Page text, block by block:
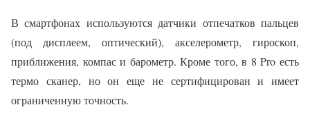
В смартфонах используются датчики отпечатков пальцев
(под дисплеем, оптический), акселерометр, гироскоп,
приближения, компас и барометр. Кроме того, в 8 Pro есть
термо сканер, но он еще не сертифицирован и имеет
ограниченную точность.